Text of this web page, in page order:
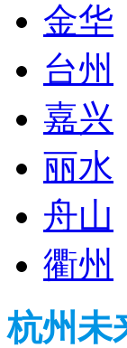
金华
台州
嘉兴
丽水
舟山
衢州
杭州未